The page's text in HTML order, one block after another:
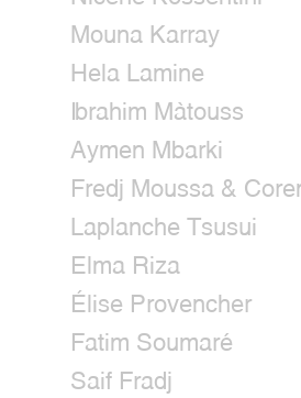
Mouna Karray
Hela Lamine
Ibrahim Màtouss
Aymen Mbarki
Fredj Moussa &
Laplanche Tsusui
Elma Riza
Élise Provencher
Fatim Soumaré
Saif Fradj